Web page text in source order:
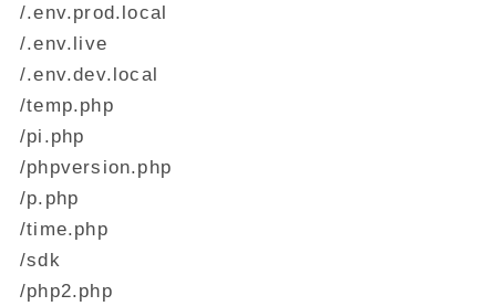
/.env.prod.local
/.env.live
/.env.dev.local
/temp.php
/pi.php
/phpversion.php
/p.php
/time.php
/sdk
/php2.php